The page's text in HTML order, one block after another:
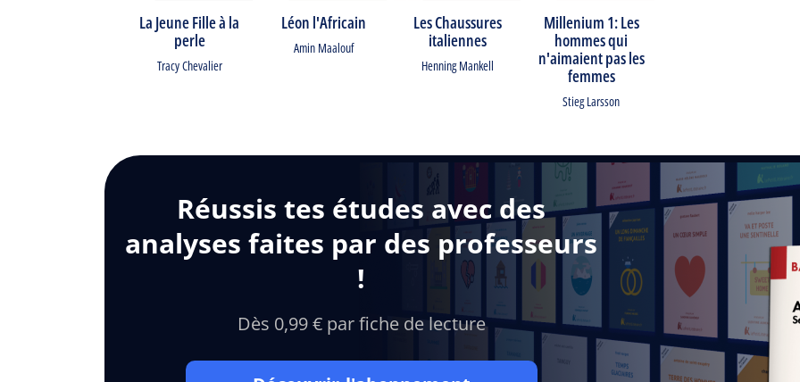
La Jeune Fille à la
perle
Tracy Chevalier
Léon l'Africain
Amin Maalouf
Les Chaussures
italiennes
Henning Mankell
Millenium 1: Les
hommes qui
n'aimaient pas les
femmes
Stieg Larsson
Réussis tes études avec des
analyses faites par des professeurs
!
Dès 0,99 € par fiche de lecture